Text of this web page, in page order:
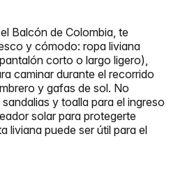
Balcón de Colombia, te
y cómodo: ropa liviana
corto o largo ligero),
caminar durante el recorrido
y gafas de sol. No
y toalla para el ingreso
solar para protegerte
liviana puede ser útil para el